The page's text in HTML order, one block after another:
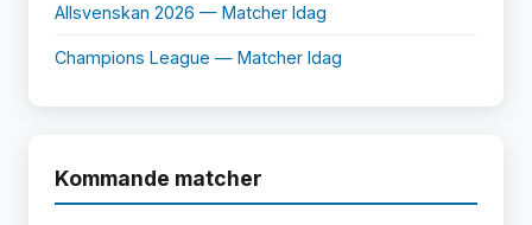
Allsvenskan 2026 — Matcher Idag
Champions League — Matcher Idag
Kommande matcher